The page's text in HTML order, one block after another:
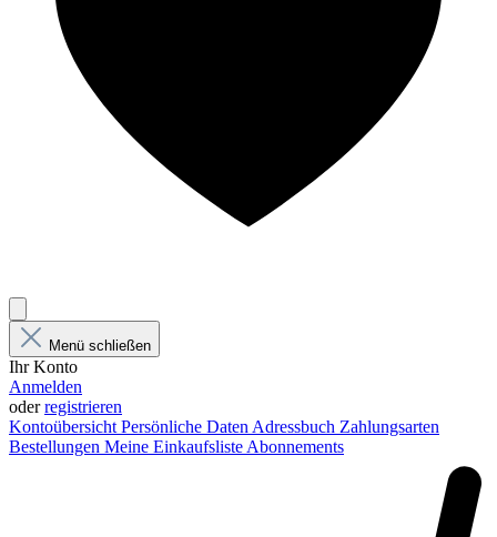
Menü schließen
Ihr Konto
Anmelden
oderregistrieren
Kontoübersicht Persönliche Daten Adressbuch Zahlungsarten
Bestellungen Meine Einkaufsliste Abonnements